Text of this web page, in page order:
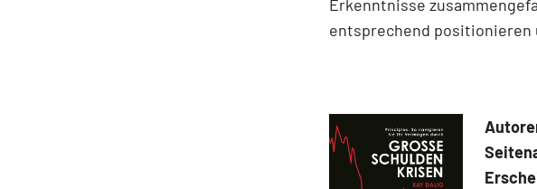
Erkenntnisse
entsprechend positionieren